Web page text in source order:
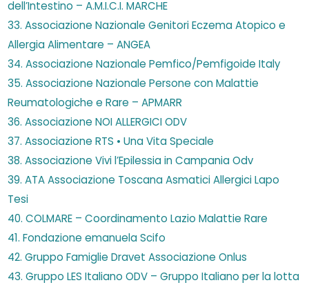
dell’Intestino – A.M.I.C.I. MARCHE
33. Associazione Nazionale Genitori Eczema Atopico e
Allergia Alimentare – ANGEA
34. Associazione Nazionale Pemfico/Pemfigoide Italy
35. Associazione Nazionale Persone con Malattie
Reumatologiche e Rare – APMARR
36. Associazione NOI ALLERGICI ODV
37. Associazione RTS • Una Vita Speciale
38. Associazione Vivi l’Epilessia in Campania Odv
39. ATA Associazione Toscana Asmatici Allergici Lapo
Tesi
40. COLMARE – Coordinamento Lazio Malattie Rare
41. Fondazione emanuela Scifo
42. Gruppo Famiglie Dravet Associazione Onlus
43. Gruppo LES Italiano ODV – Gruppo Italiano per la lotta